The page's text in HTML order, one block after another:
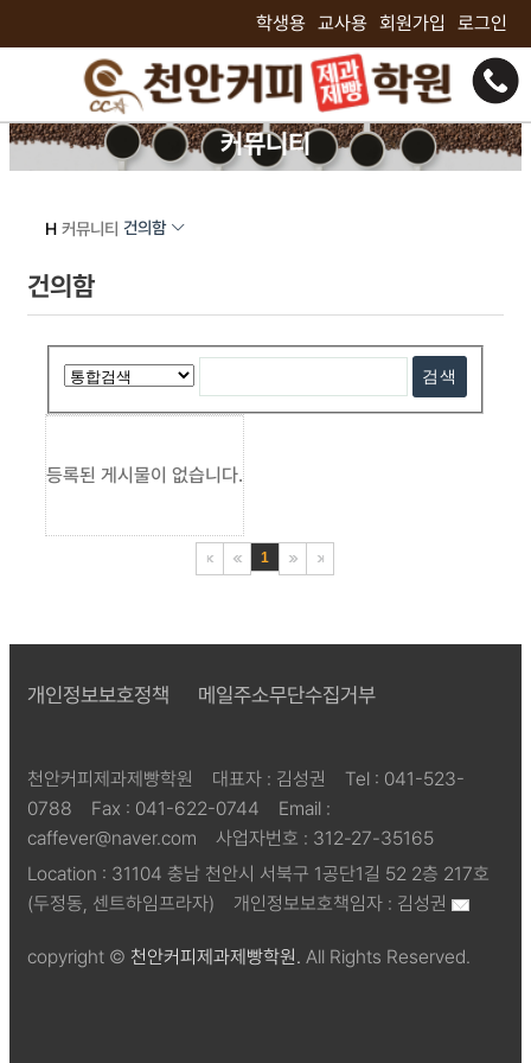
학생용 교사용 회원가입 로그인
커뮤니티
커뮤니티
H 커뮤니티 건의함
건의함
등록된 게시물이 없습니다.
1
개인정보보호정책 메일주소무단수집거부
천안커피제과제빵학원 대표자 : 김성권 Tel : 041-523-
0788
Fax : 041-622-0744
Email :
caffever@naver.com
사업자번호 : 312-27-35165
Location : 31104 충남 천안시 서북구 1공단1길 52 2층 217호
(두정동, 센트하임프라자)
개인정보보호책임자 : 김성권
copyright © 천안커피제과제빵학원. All Rights Reserved.